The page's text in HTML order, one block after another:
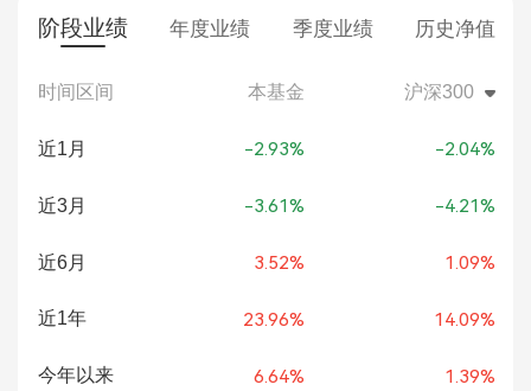
阶段业绩 年度业绩 季度业绩 历史净值
时间区间 本基金 沪深300
近1月 -2.93% -2.04%
近3月 -3.61% -4.21%
近6月 3.52% 1.09%
近1年 23.96% 14.09%
今年以来 6.64% 1.39%